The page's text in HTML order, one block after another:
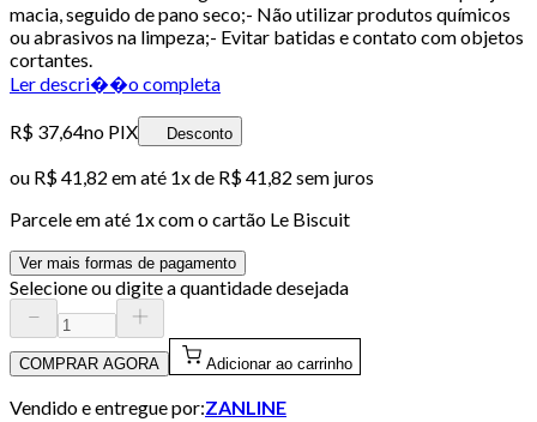
macia, seguido de pano seco;- Não utilizar produtos químicos
ou abrasivos na limpeza;- Evitar batidas e contato com objetos
cortantes.
Ler descri��o completa
R$ 37,64no PIX Desconto
ou R$ 41,82 em até 1x de R$ 41,82 sem juros
Parcele em até 1x com o cartão Le Biscuit
Ver mais formas de pagamento
Selecione ou digite a quantidade desejada
COMPRAR AGORA Adicionar ao carrinho
Vendido e entregue por:ZANLINE